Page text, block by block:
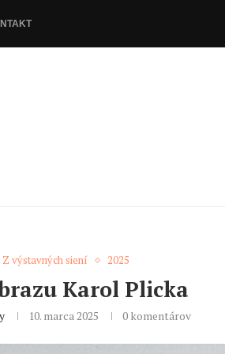
Z výstavných siení 2025
Karol Plicka
10. marca 2025 0 komentárov